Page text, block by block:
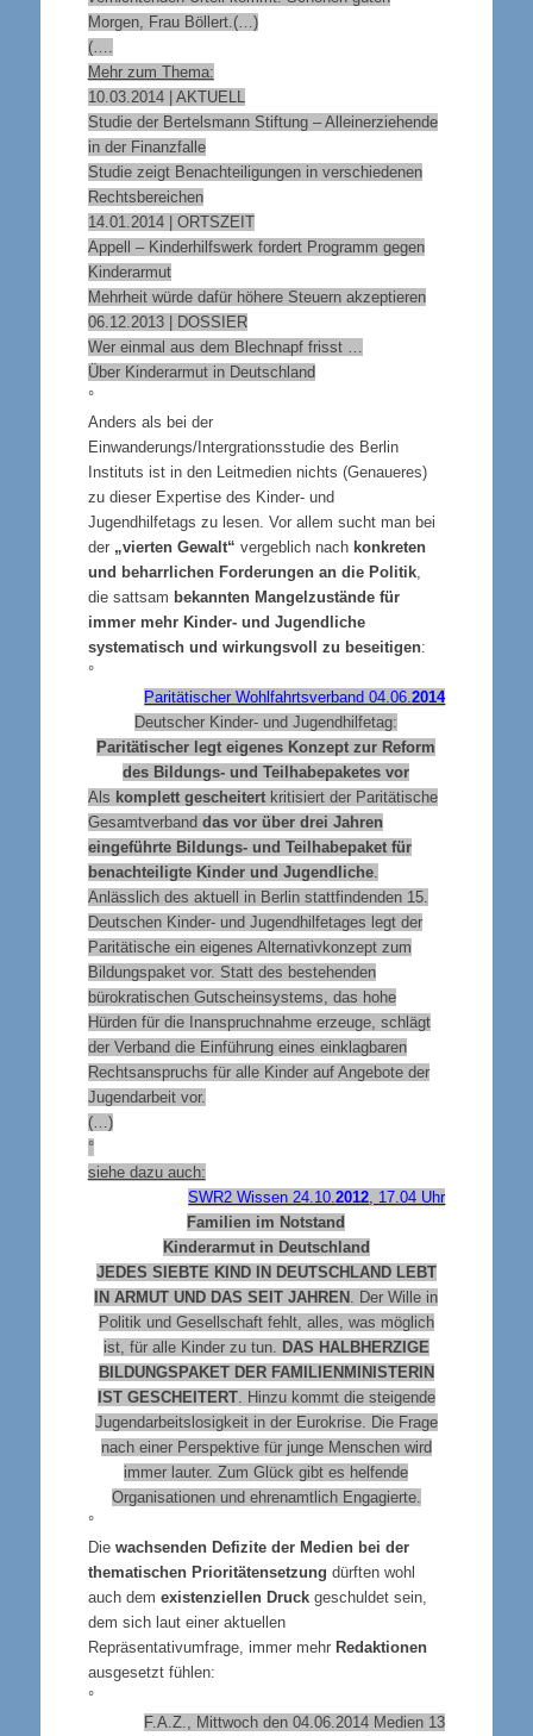
Morgen, Frau Böllert.(…)
(….
Mehr zum Thema:
10.03.2014 | AKTUELL
Studie der Bertelsmann Stiftung – Alleinerziehende
in der Finanzfalle
Studie zeigt Benachteiligungen in verschiedenen
Rechtsbereichen
14.01.2014 | ORTSZEIT
Appell – Kinderhilfswerk fordert Programm gegen
Kinderarmut
Mehrheit würde dafür höhere Steuern akzeptieren
06.12.2013 | DOSSIER
Wer einmal aus dem Blechnapf frisst …
Über Kinderarmut in Deutschland
°
Anders als bei der
Einwanderungs/Intergrationsstudie des Berlin
Instituts ist in den Leitmedien nichts (Genaueres)
zu dieser Expertise des Kinder- und
Jugendhilfetags zu lesen. Vor allem sucht man bei
der „vierten Gewalt“ vergeblich nach konkreten
und beharrlichen Forderungen an die Politik,
die sattsam bekannten Mangelzustände für
immer mehr Kinder- und Jugendliche
systematisch und wirkungsvoll zu beseitigen:
°
Paritätischer Wohlfahrtsverband 04.06.2014
Deutscher Kinder- und Jugendhilfetag:
Paritätischer legt eigenes Konzept zur Reform
des Bildungs- und Teilhabepaketes vor
Als komplett gescheitertkritisiert der Paritätische
Gesamtverband das vor über drei Jahren
eingeführte Bildungs- und Teilhabepaket für
benachteiligte Kinder und Jugendliche.
Anlässlich des aktuell in Berlin stattfindenden 15.
Deutschen Kinder- und Jugendhilfetages legt der
Paritätische ein eigenes Alternativkonzept zum
Bildungspaket vor. Statt des bestehenden
bürokratischen Gutscheinsystems, das hohe
Hürden für die Inanspruchnahme erzeuge, schlägt
der Verband die Einführung eines einklagbaren
Rechtsanspruchs für alle Kinder auf Angebote der
Jugendarbeit vor.
(…)
°
siehe dazu auch:
SWR2 Wissen 24.10.2012 , 17.04 Uhr
Familien im Notstand
Kinderarmut in Deutschland
JEDES SIEBTE KIND IN DEUTSCHLAND LEBT
IN ARMUT UND DAS SEIT JAHREN . Der Wille in
Politik und Gesellschaft fehlt, alles, was möglich
ist, für alle Kinder zu tun. DAS HALBHERZIGE
BILDUNGSPAKET DER FAMILIENMINISTERIN
IST GESCHEITERT. Hinzu kommt die steigende
Jugendarbeitslosigkeit in der Eurokrise. Die Frage
nach einer Perspektive für junge Menschen wird
immer lauter. Zum Glück gibt es helfende
Organisationen und ehrenamtlich Engagierte.
°
Die wachsenden Defizite der Medien bei der
thematischen Prioritätensetzung dürften wohl
auch dem existenziellen Druckgeschuldet sein,
dem sich laut einer aktuellen
Repräsentativumfrage, immer mehr Redaktionen
ausgesetzt fühlen:
°
F.A.Z., Mittwoch den 04.06.2014 Medien 13